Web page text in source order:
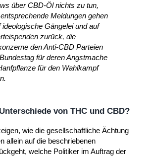
über CBD-Öl nichts zu tun,
Meldungen gehen
ideologische Gängelei und auf
zurück, die
den Anti-CBD Parteien
für deren Angstmache
für den Wahlkampf
von THC und CBD?
wie die gesellschaftliche Ächtung
allein auf die beschriebenen
welche Politiker im Auftrag der